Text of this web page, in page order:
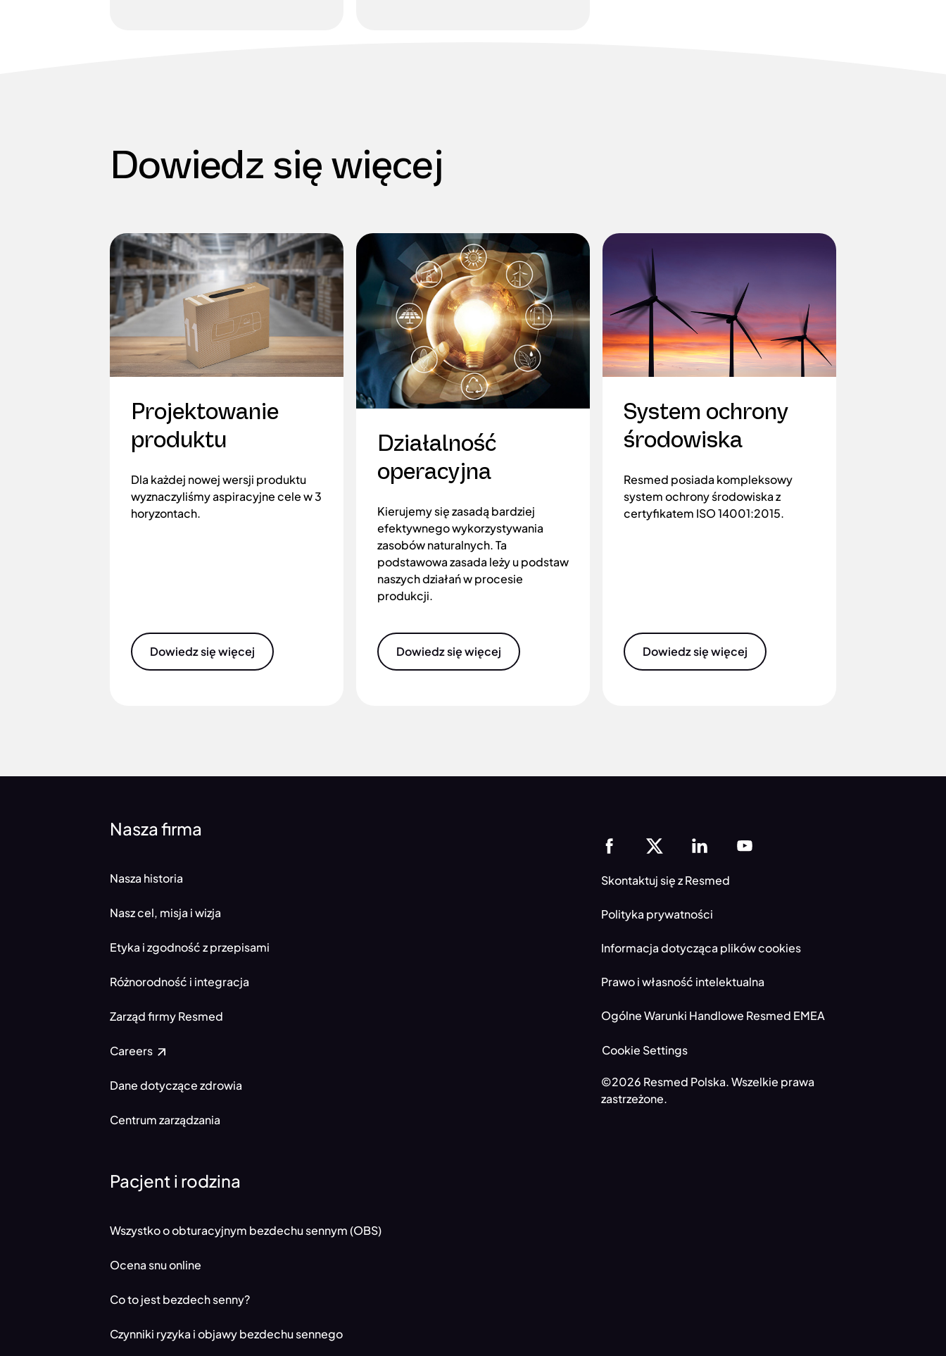
Dowiedz się więcej
Projektowanie
produktu
Dla każdej nowej wersji produktu
wyznaczyliśmy aspiracyjne cele w 3
horyzontach.
Dowiedz się więcej
Działalność
operacyjna
Kierujemy się zasadą bardziej
efektywnego wykorzystywania
zasobów naturalnych. Ta
podstawowa zasada leży u podstaw
naszych działań w procesie
produkcji.
Dowiedz się więcej
System ochrony
środowiska
Resmed posiada kompleksowy
system ochrony środowiska z
certyfikatem ISO 14001:2015.
Dowiedz się więcej
Nasza firma
Nasza historia
Nasz cel, misja i wizja
Etyka i zgodność z przepisami
Różnorodność i integracja
Zarząd firmy Resmed
Careers
Dane dotyczące zdrowia
Centrum zarządzania
Pacjent i rodzina
Wszystko o obturacyjnym bezdechu sennym (OBS)
Ocena snu online
Co to jest bezdech senny?
Czynniki ryzyka i objawy bezdechu sennego
Skontaktuj się z Resmed
Polityka prywatności
Informacja dotycząca plików cookies
Prawo i własność intelektualna
Ogólne Warunki Handlowe Resmed EMEA
Cookie Settings
©2026 Resmed Polska. Wszelkie prawa
zastrzeżone.